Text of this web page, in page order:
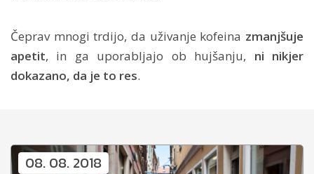
Čeprav mnogi trdijo, da uživanje kofeina zmanjšuje
apetit, in ga uporabljajo ob hujšanju, ni nikjer
dokazano, da je to res.
08. 08. 2018